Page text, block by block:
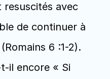
avec
de continuer à
6 :1-2).
il encore « Si